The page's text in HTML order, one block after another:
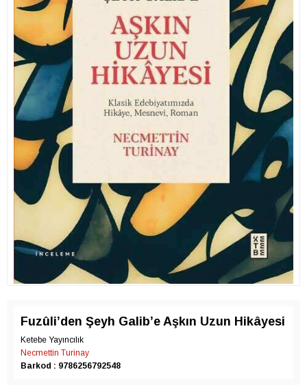
Fuzûli’den Şeyh Galib’e Aşkın Uzun Hikâyesi
Ketebe Yayıncılık
Necmettin Turinay
Barkod : 9786256792548